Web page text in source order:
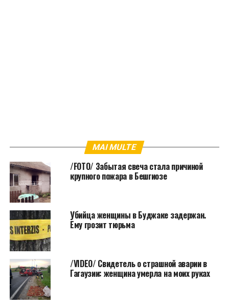
MAI MULTE
/FOTO/ Забытая свеча стала причиной
крупного пожара в Бешгиозе
Убийца женщины в Буджаке задержан.
Ему грозит тюрьма
/VIDEO/ Свидетель о страшной аварии в
Гагаузии: женщина умерла на моих руках